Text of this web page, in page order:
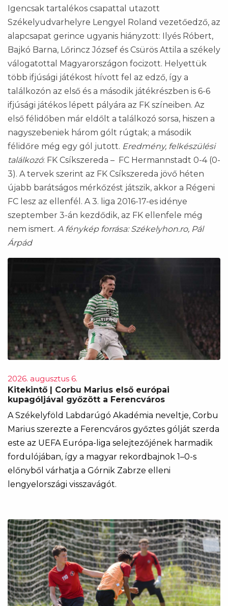
Igencsak tartalékos csapattal utazott
Székelyudvarhelyre Lengyel Roland vezetőedző, az
alapcsapat gerince ugyanis hiányzott: Ilyés Róbert,
Bajkó Barna, Lőrincz József és Csürös Attila a székely
válogatottal Magyarországon focizott. Helyettük
több ifjúsági játékost hívott fel az edző, így a
találkozón az első és a második játékrészben is 6-6
ifjúsági játékos lépett pályára az FK színeiben. Az
első félidőben már eldőlt a találkozó sorsa, hiszen a
nagyszebeniek három gólt rúgtak; a második
félidőre még egy gól jutott. Eredmény, felkészülési
találkozó: FK Csíkszereda – FC Hermannstadt 0-4 (0-
3). A tervek szerint az FK Csíkszereda jövő héten
újabb barátságos mérkőzést játszik, akkor a Régeni
FC lesz az ellenfél. A 3. liga 2016-17-es idénye
szeptember 3-án kezdődik, az FK ellenfele még
nem ismert. A fénykép forrása: Székelyhon.ro, Pál
Árpád
2026. augusztus 6.
Kitekintő | Corbu Marius első európai
kupagóljával győzött a Ferencváros
A Székelyföld Labdarúgó Akadémia neveltje, Corbu
Marius szerezte a Ferencváros győztes gólját szerda
este az UEFA Európa-liga selejtezőjének harmadik
fordulójában, így a magyar rekordbajnok 1–0-s
előnyből várhatja a Górnik Zabrze elleni
lengyelországi visszavágót.